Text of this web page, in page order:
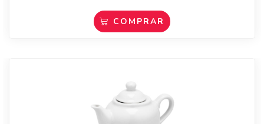
COMPRAR